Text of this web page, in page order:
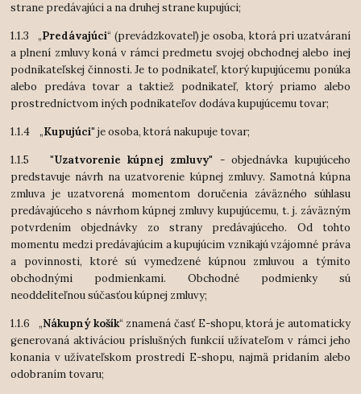
strane predávajúci a na druhej strane kupujúci;
1.1.3 „Predávajúci“ (prevádzkovateľ) je osoba, ktorá pri uzatváraní
a plnení zmluvy koná v rámci predmetu svojej obchodnej alebo inej
podnikateľskej činnosti. Je to podnikateľ, ktorý kupujúcemu ponúka
alebo predáva tovar a taktiež podnikateľ, ktorý priamo alebo
prostredníctvom iných podnikateľov dodáva kupujúcemu tovar;
1.1.4 „Kupujúci" je osoba, ktorá nakupuje tovar;
1.1.5 "Uzatvorenie kúpnej zmluvy" - objednávka kupujúceho
predstavuje návrh na uzatvorenie kúpnej zmluvy. Samotná kúpna
zmluva je uzatvorená momentom doručenia záväzného súhlasu
predávajúceho s návrhom kúpnej zmluvy kupujúcemu, t. j. záväzným
potvrdením objednávky zo strany predávajúceho. Od tohto
momentu medzi predávajúcim a kupujúcim vznikajú vzájomné práva
a povinnosti, ktoré sú vymedzené kúpnou zmluvou a týmito
obchodnými podmienkami. Obchodné podmienky sú
neoddeliteľnou súčasťou kúpnej zmluvy;
1.1.6 „Nákupný košík“ znamená časť E-shopu, ktorá je automaticky
generovaná aktiváciou príslušných funkcií užívateľom v rámci jeho
konania v užívateľskom prostredí E-shopu, najmä pridaním alebo
odobraním tovaru;